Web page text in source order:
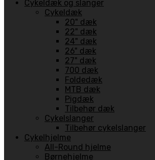
Cykeldæk og slanger
Cykeldæk
20" dæk
22" dæk
24" dæk
26" dæk
27" dæk
700 dæk
Foldedæk
MTB dæk
Pigdæk
Tilbehør dæk
Cykelslanger
Tilbehør cykelslanger
Cykelhjelme
All-Round hjelme
Børnehjelme